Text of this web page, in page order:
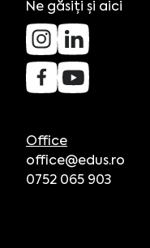
Ne găsiți și aici
Office
office@edus.ro
0752 065 903